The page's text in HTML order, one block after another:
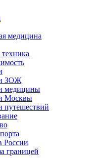
медицина
ЗОЖ
медицины
Москвы
путешествий
России
границей